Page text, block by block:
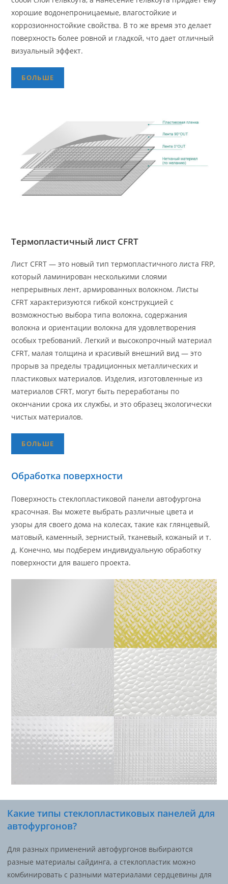
хорошие водонепроницаемые, влагостойкие и
коррозионностойкие свойства. В то же время это делает
поверхность более ровной и гладкой, что дает отличный
визуальный эффект.
БОЛЬШЕ
Термопластичный лист CFRT
Лист CFRT — это новый тип термопластичного листа FRP,
который ламинирован несколькими слоями
непрерывных лент, армированных волокном. Листы
CFRT характеризуются гибкой конструкцией с
возможностью выбора типа волокна, содержания
волокна и ориентации волокна для удовлетворения
особых требований. Легкий и высокопрочный материал
CFRT, малая толщина и красивый внешний вид — это
прорыв за пределы традиционных металлических и
пластиковых материалов. Изделия, изготовленные из
материалов CFRT, могут быть переработаны по
окончании срока их службы, и это образец экологически
чистых материалов.
БОЛЬШЕ
Обработка поверхности
Поверхность стеклопластиковой панели автофургона
красочная. Вы можете выбрать различные цвета и
узоры для своего дома на колесах, такие как глянцевый,
матовый, каменный, зернистый, тканевый, кожаный и т.
д. Конечно, мы подберем индивидуальную обработку
поверхности для вашего проекта.
Какие типы стеклопластиковых панелей для
автофургонов?
Для разных применений автофургонов выбираются
разные материалы сайдинга, а стеклопластик можно
комбинировать с разными материалами сердцевины для